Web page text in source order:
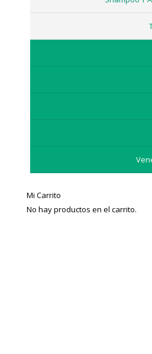
Mi Carrito
No hay productos en el carrito.